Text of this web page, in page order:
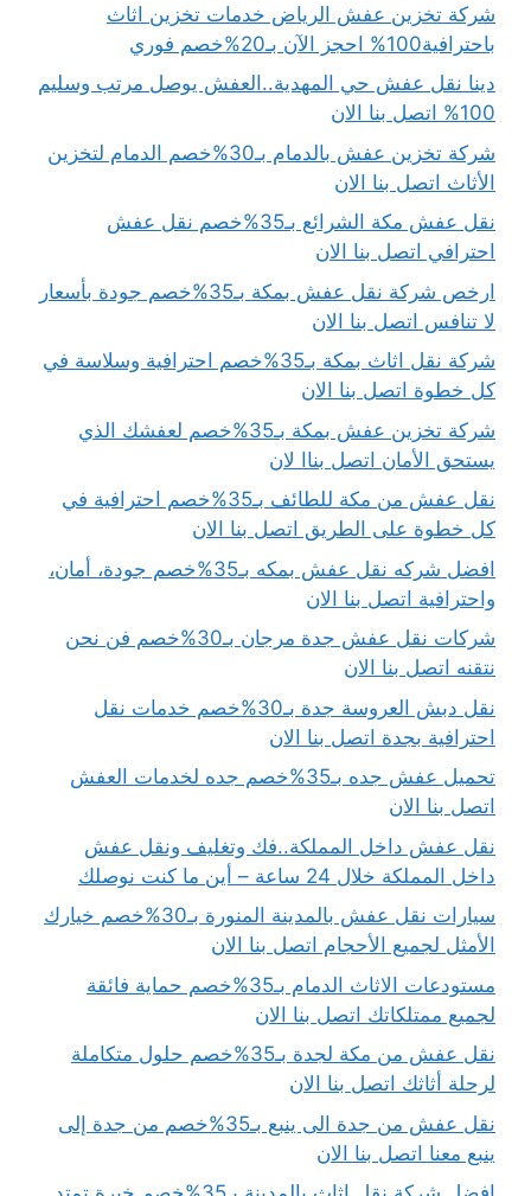
شركة تخزين عفش الرياض خدمات تخزين اثاث
باحترافية100% احجز الآن بـ20%خصم فوري
دينا نقل عفش حي المهدية..العفش يوصل مرتب وسليم
100% اتصل بنا الان
شركة تخزين عفش بالدمام بـ30%خصم الدمام لتخزين
الأثاث اتصل بنا الان
نقل عفش مكة الشرائع بـ35%خصم نقل عفش
احترافي اتصل بنا الان
ارخص شركة نقل عفش بمكة بـ35%خصم جودة بأسعار
لا تنافس اتصل بنا الان
شركة نقل اثاث بمكة بـ35%خصم احترافية وسلاسة في
كل خطوة اتصل بنا الان
شركة تخزين عفش بمكة بـ35%خصم لعفشك الذي
يستحق الأمان اتصل بناا لان
نقل عفش من مكة للطائف بـ35%خصم احترافية في
كل خطوة على الطريق اتصل بنا الان
افضل شركه نقل عفش بمكه بـ35%خصم جودة، أمان،
واحترافية اتصل بنا الان
شركات نقل عفش جدة مرجان بـ30%خصم فن نحن
نتقنه اتصل بنا الان
نقل دبش العروسة جدة بـ30%خصم خدمات نقل
احترافية بجدة اتصل بنا الان
تحميل عفش جده بـ35%خصم جده لخدمات العفش
اتصل بنا الان
نقل عفش داخل المملكة..فك وتغليف ونقل عفش
داخل المملكة خلال 24 ساعة – أين ما كنت نوصلك
سيارات نقل عفش بالمدينة المنورة بـ30%خصم خيارك
الأمثل لجميع الأحجام اتصل بنا الان
مستودعات الاثاث الدمام بـ35%خصم حماية فائقة
لجميع ممتلكاتك اتصل بنا الان
نقل عفش من مكة لجدة بـ35%خصم حلول متكاملة
لرحلة أثاثك اتصل بنا الان
نقل عفش من جدة الى ينبع بـ35%خصم من جدة إلى
ينبع معنا اتصل بنا الان